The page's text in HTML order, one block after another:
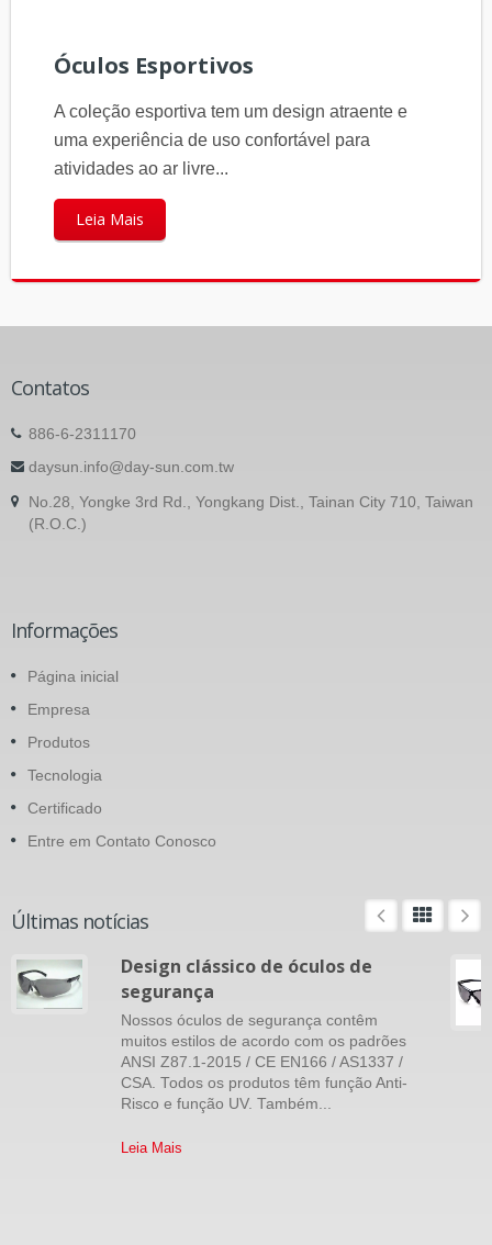
Óculos Esportivos
A coleção esportiva tem um design atraente e
uma experiência de uso confortável para
atividades ao ar livre...
Leia Mais
Contatos
886-6-2311170
daysun.info@day-sun.com.tw
No.28, Yongke 3rd Rd., Yongkang Dist., Tainan City 710, Taiwan
(R.O.C.)
Informações
Página inicial
Empresa
Produtos
Tecnologia
Certificado
Entre em Contato Conosco
Últimas notícias
Design clássico de óculos de
segurança
Nossos óculos de segurança contêm
muitos estilos de acordo com os padrões
ANSI Z87.1-2015 / CE EN166 / AS1337 /
CSA. Todos os produtos têm função Anti-
Risco e função UV. Também...
Leia Mais